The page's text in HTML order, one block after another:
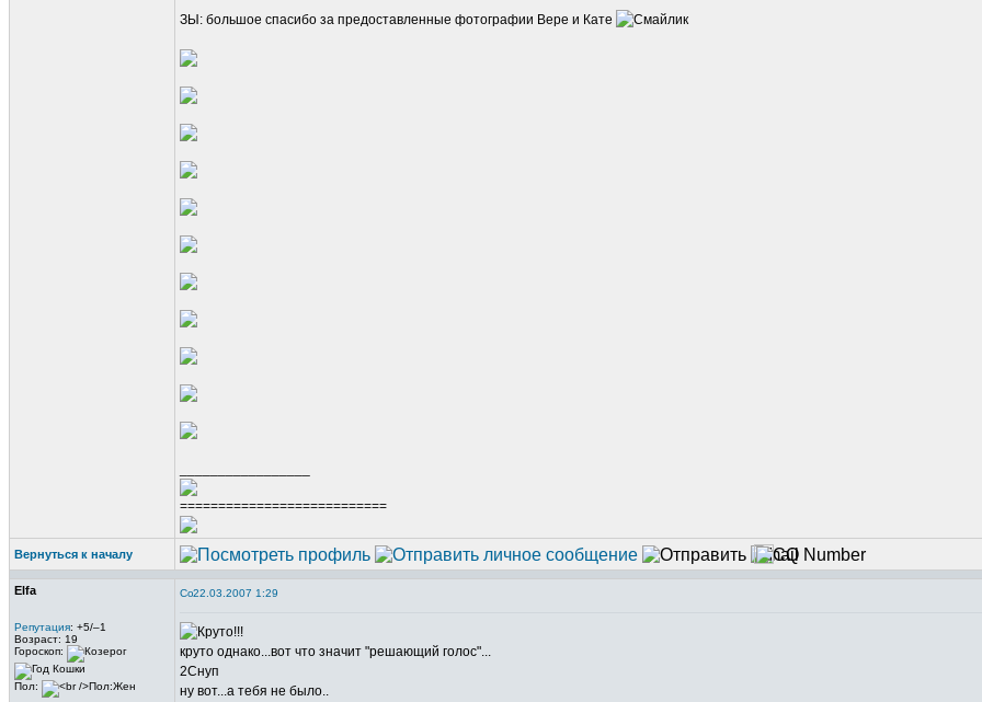
ЗЫ: большое спасибо за предоставленные фотографии Вере и Кате
===========================
Вернуться к началу
Elfa
Репутация: +5/–1
Возраст: 19
Гороскоп:
Пол:
22.03.2007 1:29
круто однако...вот что значит "решающий голос"...
2Снуп
ну вот...а тебя не было..